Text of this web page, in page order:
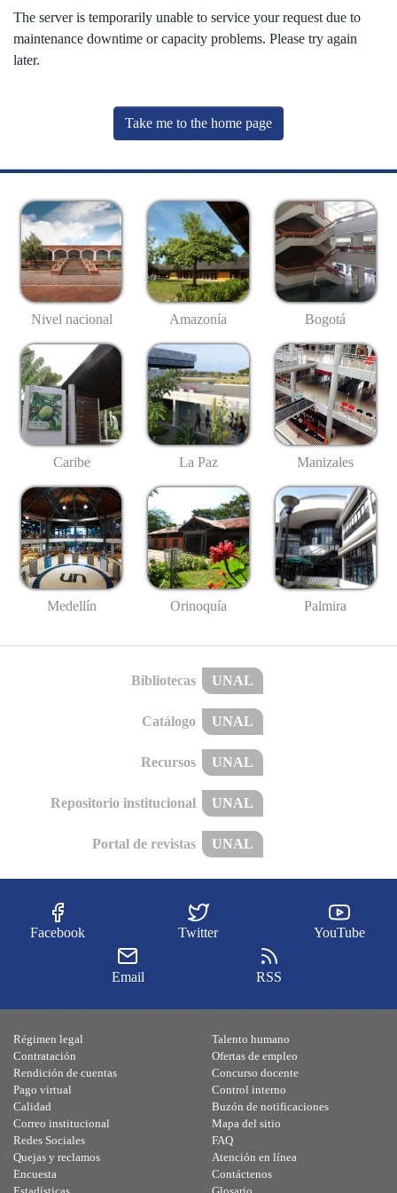
The server is temporarily unable to service your request due to
maintenance downtime or capacity problems. Please try again
later.
Take me to the home page
Nivel nacional Amazonía Bogotá
Caribe La Paz Manizales
Medellín Orinoquía Palmira
Bibliotecas UNAL
Catálogo UNAL
Recursos UNAL
Repositorio institucional UNAL
Portal de revistas UNAL
Facebook Twitter YouTube
Email RSS
Régimen legal
Contratación
Rendición de cuentas
Pago virtual
Calidad
Talento humano
Ofertas de empleo
Concurso docente
Control interno
Buzón de notificaciones
Correo institucional
Redes Sociales
Quejas y reclamos
Encuesta
Mapa del sitio
FAQ
Atención en línea
Contáctenos